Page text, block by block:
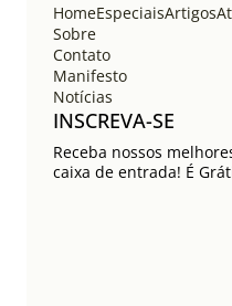
HomeEspeciaisArtigos
Sobre
Contato
Manifesto
Notícias
INSCREVA-SE
Receba nossos
caixa de entrada! É